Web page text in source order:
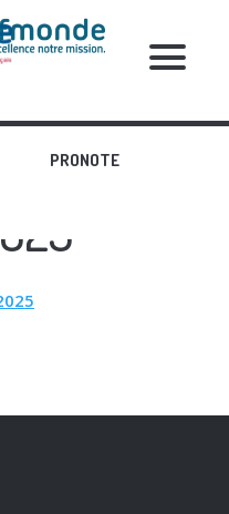
PRONOTE